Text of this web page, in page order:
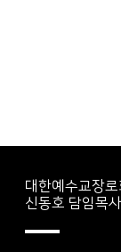
대한예수교장
신동호 담임목사